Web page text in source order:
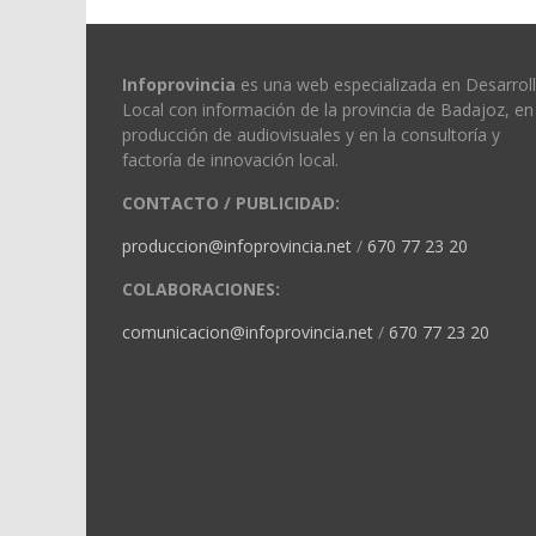
Infoprovincia es una web especializada en
Local con información de la provincia de Badajoz, en
producción de audiovisuales y en la consultoría y
factoría de innovación local.
CONTACTO / PUBLICIDAD:
produccion@infoprovincia.net / 670 77 23 20
COLABORACIONES:
comunicacion@infoprovincia.net / 670 77 23 20